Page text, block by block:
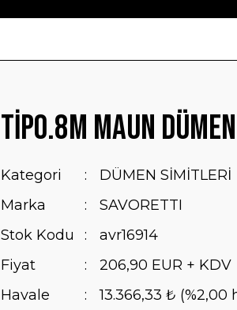
TİPO.8M Maun
Kategori
DÜMEN SİMİTLERİ
Marka
SAVORETTI
Stok Kodu
avr16914
Fiyat
206,90 EUR + KDV
Havale
13.366,33 ₺